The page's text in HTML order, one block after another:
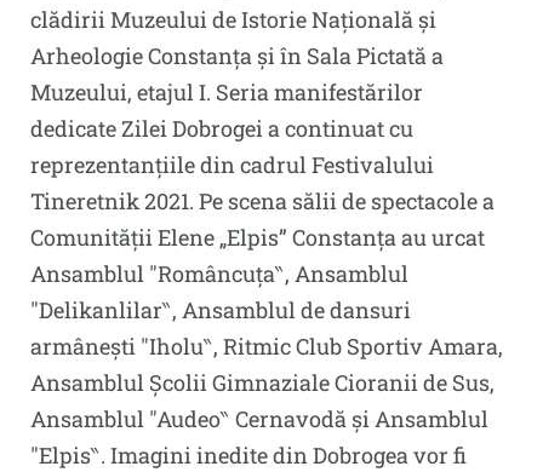
clădirii Muzeului de Istorie Națională și
Arheologie Constanța și în Sala Pictată a
Muzeului, etajul I. Seria manifestărilor
dedicate Zilei Dobrogei a continuat cu
reprezentanțiile din cadrul Festivalului
Tineretnik 2021. Pe scena sălii de spectacole a
Comunității Elene „Elpis” Constanța au urcat
Ansamblul ″Româncuța‶, Ansamblul
″Delikanlilar‶, Ansamblul de dansuri
armânești ″Iholu‶, Ritmic Club Sportiv Amara,
Ansamblul Școlii Gimnaziale Cioranii de Sus,
Ansamblul ″Audeo‶ Cernavodă și Ansamblul
″Elpis‶. Imagini inedite din Dobrogea vor fi